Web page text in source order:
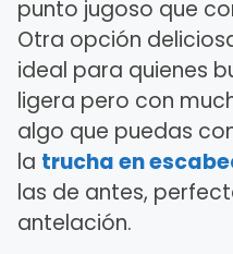
punto jugoso que
Otra opción
ideal para quienes
ligera pero con
algo que puedas
la trucha en
las de antes,
antelación.